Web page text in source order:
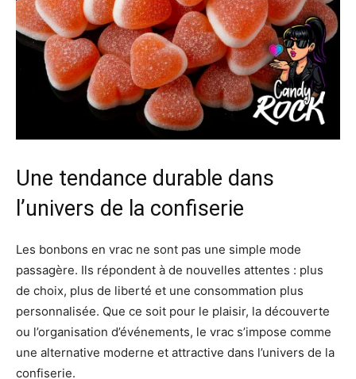
Une tendance durable dans
l’univers de la confiserie
Les bonbons en vrac ne sont pas une simple mode
passagère. Ils répondent à de nouvelles attentes : plus
de choix, plus de liberté et une consommation plus
personnalisée. Que ce soit pour le plaisir, la découverte
ou l’organisation d’événements, le vrac s’impose comme
une alternative moderne et attractive dans l’univers de la
confiserie.